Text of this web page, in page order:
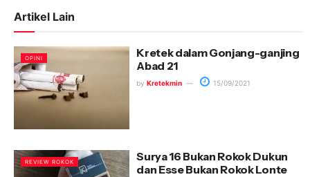
Artikel Lain
OPINI
Kretek dalam Gonjang-ganjing
Abad 21
by Kretekmin 15/09/2021
REVIEW ROKOK
Surya 16 Bukan Rokok Dukun
dan Esse Bukan Rokok Lonte